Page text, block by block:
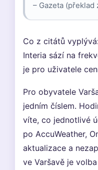
– Gazeta (překlad
Co z citátů
Interia sází na
je pro uživatele
Pro obyvatele
jedním číslem.
víte, co jednotlivé
po AccuWeather,
aktualizace a
ve Varšavě je